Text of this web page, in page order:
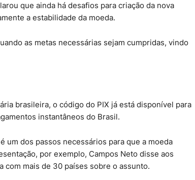
que ainda há desafios para criação da nova
a estabilidade da moeda.
as metas necessárias sejam cumpridas, vindo
brasileira, o código do PIX já está disponível para
instantâneos do Brasil.
um dos passos necessários para que a moeda
por exemplo, Campos Neto disse aos
com mais de 30 países sobre o assunto.